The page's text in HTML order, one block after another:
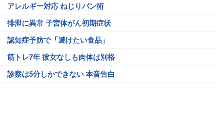
アレルギー対応 ねじりパン術
排泄に異常 子宮体がん初期症状
認知症予防で「避けたい食品」
筋トレ7年 彼女なしも肉体は別格
診察は5分しかできない 本音告白